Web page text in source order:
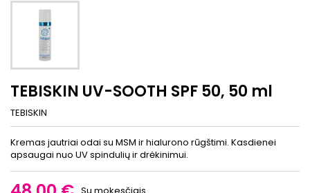
TEBISKIN UV-SOOTH SPF 50, 50 ml
TEBISKIN
Kremas jautriai odai su MSM ir hialurono rūgštimi. Kasdienei
apsaugai nuo UV spindulių ir drėkinimui.